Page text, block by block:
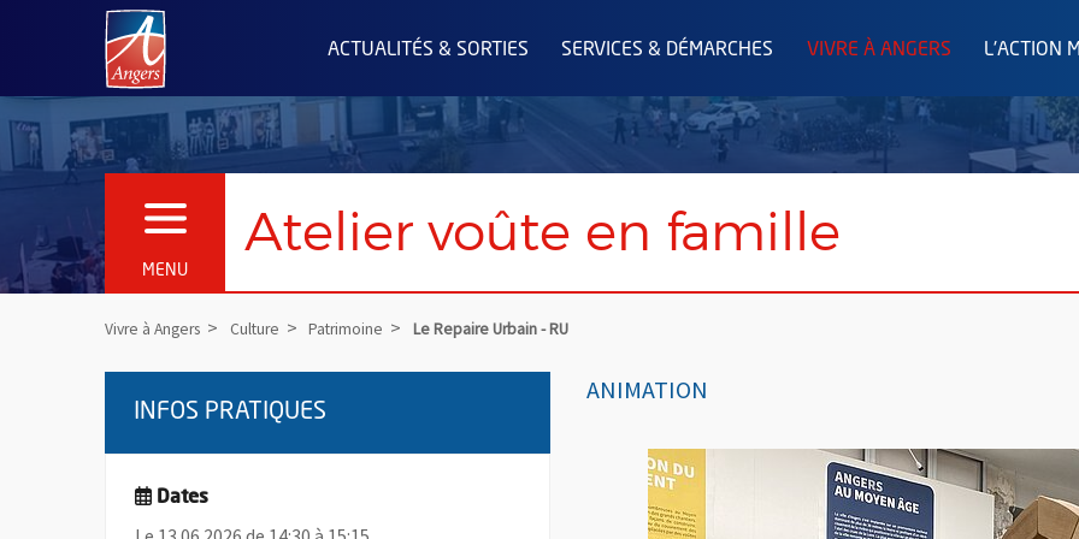
Angers.fr : Retour à l'accueil
ACTUALITÉS & SORTIES SERVICES & DÉMARCHES VIVRE À ANGERS L'ACTION
MENU
OUVRIR LE MENU Atelier voûte en famille
Vivre à Angers Culture Patrimoine Le Repaire Urbain - RU
ANIMATION
INFOS PRATIQUES
Dates